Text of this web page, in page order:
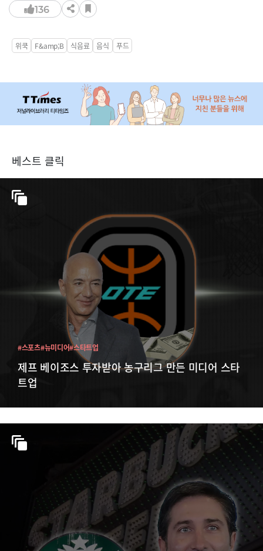
136
위쿡 F&amp;B 식음료 음식 푸드
베스트 클릭
제프 베이조스 투자받아 농구리그 만든 미디어 스타
트업
#스포츠#뉴미디어#스타트업